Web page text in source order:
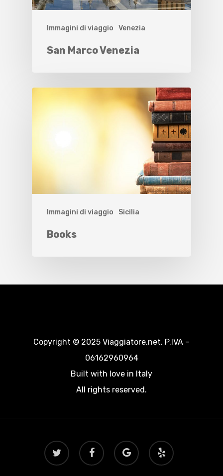
Immagini di viaggio Venezia
San Marco Venezia
Immagini di viaggio Sicilia
Books
Copyright © 2025 Viaggiatore.net. P.IVA –
06162960964
Built with love in Italy
All rights reserved.
twitter facebook
google-
plus
yelp